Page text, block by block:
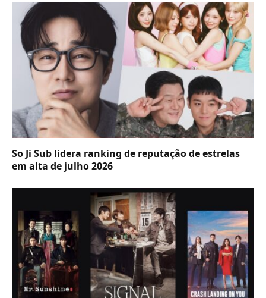
So Ji Sub lidera ranking de reputação de estrelas
em alta de julho 2026